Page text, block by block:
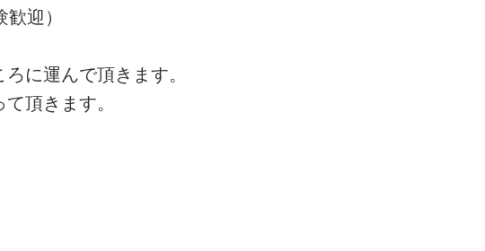
迎）
に運んで頂きます。
頂きます。